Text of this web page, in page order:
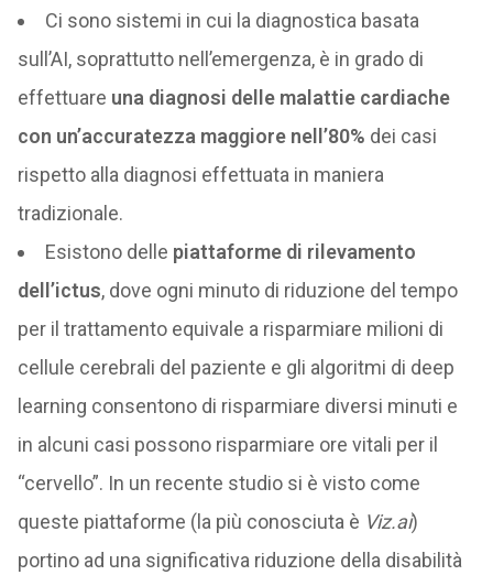
Ci sono sistemi in cui la diagnostica basata
sull’AI, soprattutto nell’emergenza, è in grado di
effettuare una diagnosi delle malattie cardiache
con un’accuratezza maggiore nell’80% dei casi
rispetto alla diagnosi effettuata in maniera
tradizionale.
Esistono delle piattaforme di rilevamento
dell’ictus, dove ogni minuto di riduzione del tempo
per il trattamento equivale a risparmiare milioni di
cellule cerebrali del paziente e gli algoritmi di deep
learning consentono di risparmiare diversi minuti e
in alcuni casi possono risparmiare ore vitali per il
“cervello”. In un recente studio si è visto come
queste piattaforme (la più conosciuta è Viz.ai)
portino ad una significativa riduzione della disabilità